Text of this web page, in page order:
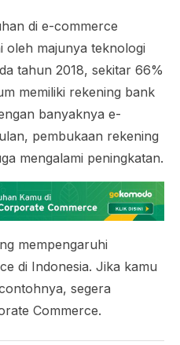
di e-commerce
oleh majunya teknologi
tahun 2018, sekitar 66%
memiliki rekening bank
banyaknya e-
pembukaan rekening
mengalami peningkatan.
mempengaruhi
di Indonesia. Jika kamu
segera
Commerce.